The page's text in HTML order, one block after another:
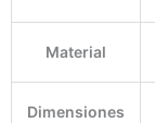
Material
Dimensiones